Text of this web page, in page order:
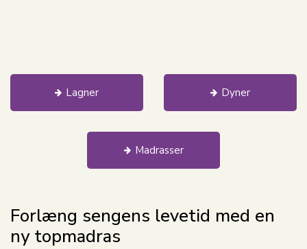
Lagner Dyner
Madrasser
Forlæng sengens levetid med en
ny topmadras